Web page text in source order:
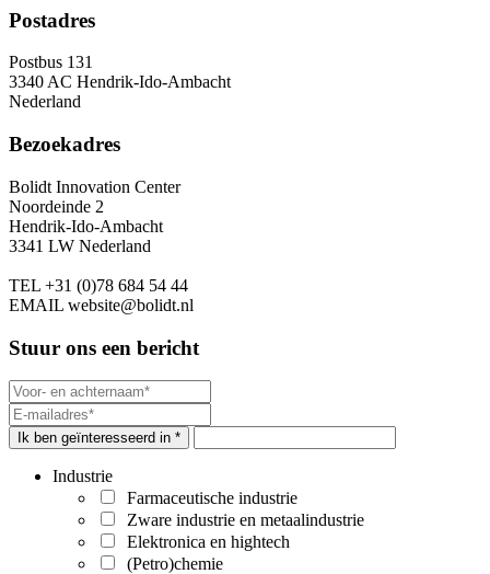
Postadres
Postbus 131
3340 AC Hendrik-Ido-Ambacht
Nederland
Bezoekadres
Bolidt Innovation Center
Noordeinde 2
Hendrik-Ido-Ambacht
3341 LW Nederland
TEL +31 (0)78 684 54 44
EMAIL website@bolidt.nl
Stuur ons een bericht
Ik ben geïnteresseerd in *
Industrie
Farmaceutische industrie
Zware industrie en metaalindustrie
Elektronica en hightech
(Petro)chemie